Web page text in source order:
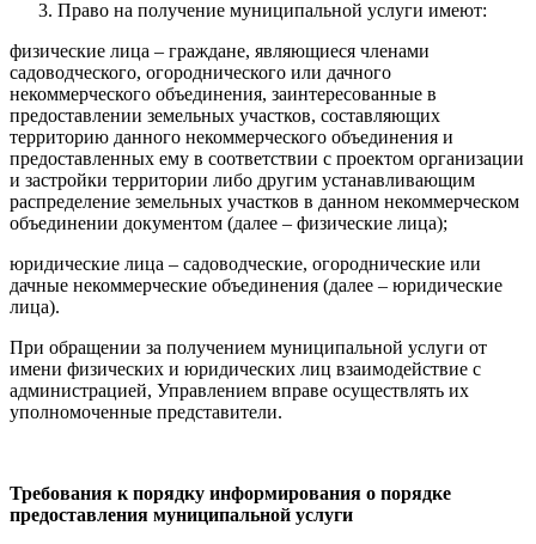
Право на получение муниципальной услуги имеют:
физические лица – граждане, являющиеся членами
садоводческого, огороднического или дачного
некоммерческого объединения, заинтересованные в
предоставлении земельных участков, составляющих
территорию данного некоммерческого объединения и
предоставленных ему в соответствии с проектом организации
и застройки территории либо другим устанавливающим
распределение земельных участков в данном некоммерческом
объединении документом (далее – физические лица);
юридические лица – садоводческие, огороднические или
дачные некоммерческие объединения (далее – юридические
лица).
При обращении за получением муниципальной услуги от
имени физических и юридических лиц взаимодействие с
администрацией, Управлением вправе осуществлять их
уполномоченные представители.
Требования к порядку информирования о порядке
предоставления муниципальной услуги